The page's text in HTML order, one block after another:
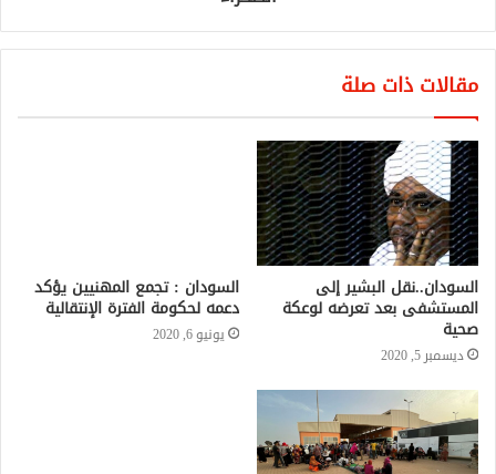
مقالات ذات صلة
السودان..نقل البشير إلى
المستشفى بعد تعرضه لوعكة
صحية
ديسمبر 5, 2020
السودان : تجمع المهنيين يؤكد
دعمه لحكومة الفترة الإنتقالية
يونيو 6, 2020